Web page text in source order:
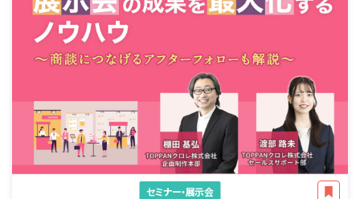
セミナー・展示会